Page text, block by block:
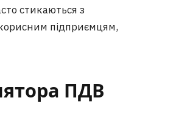
стикаються з
підприємцям,
ПДВ